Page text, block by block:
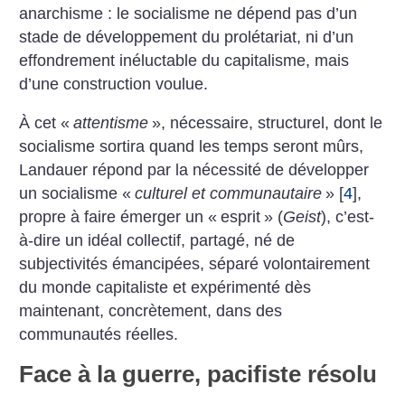
anarchisme : le socialisme ne dépend pas d’un
stade de développement du prolétariat, ni d’un
effondrement inéluctable du capitalisme, mais
d’une construction voulue.
À cet « attentisme », nécessaire, structurel, dont le
socialisme sortira quand les temps seront mûrs,
Landauer répond par la nécessité de développer
un socialisme « culturel et communautaire » [4],
propre à faire émerger un « esprit » (Geist), c’est-
à-dire un idéal collectif, partagé, né de
subjectivités émancipées, séparé volontairement
du monde capitaliste et expérimenté dès
maintenant, concrètement, dans des
communautés réelles.
Face à la guerre, pacifiste résolu